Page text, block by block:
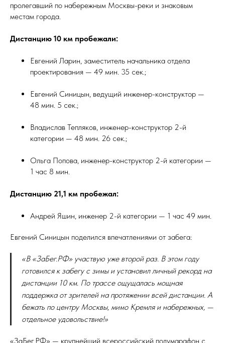
пролегавший по набережным Москвы-реки и знаковым
местам города.
Дистанцию 10 км пробежали:
Евгений Ларин, заместитель начальника отдела
проектирования — 49 мин. 35 сек.;
Евгений Синицын, ведущий инженер-конструктор —
48 мин. 5 сек.;
Владислав Тепляков, инженер-конструктор 2-й
категории — 48 мин. 26 сек.;
Ольга Попова, инженер-конструктор 2-й категории —
1 час 8 мин.
Дистанцию 21,1 км пробежал:
Андрей Яшин, инженер 2-й категории — 1 час 49 мин.
Евгений Синицын поделился впечатлениями от забега:
«В «ЗаБег.РФ» участвую уже второй раз. В этом году
готовился к забегу с зимы и установил личный рекорд на
дистанции 10 км. По трассе ощущалась мощная
поддержка от зрителей на протяжении всей дистанции. А
бежать по центру Москвы, мимо Кремля и набережных, —
отдельное удовольствие!»
«ЗаБег.РФ» — крупнейший всероссийский полумарафон с